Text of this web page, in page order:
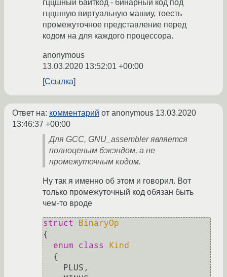
гццшный байткод - бинарный код под
гццшную виртуальную машиу, тоесть
промежуточное представление перед
кодом на для каждого процессора.
anonymous
13.03.2020 13:52:01 +00:00
Ссылка
Ответ на: комментарий от anonymous 13.03.2020
13:46:37 +00:00
Для GCC, GNU_assembler является
полноценым бэкэндом, а не
промежуточным кодом.
Ну так я именно об этом и говорил. Вот
только промежуточный код обязан быть
чем-то вроде
struct
BinaryOp
{
enum
class
Kind
  {